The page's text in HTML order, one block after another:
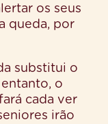
os seus
queda, por
substitui o
o
cada ver
irão